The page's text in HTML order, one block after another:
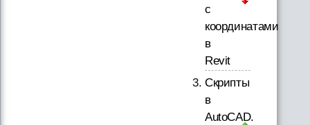
с
координатами
в
Revit
Скрипты
в
AutoCAD.